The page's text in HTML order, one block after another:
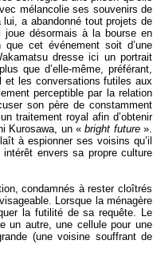
mélancolie ses souvenirs de
a abandonné tout projets de
joue désormais à la bourse en
cet événement soit d’une
dresse ici un portrait
que d’elle-même, préférant,
et les conversations futiles aux
perceptible par la relation
son père de constamment
traitement royal afin d’obtenir
Kurosawa, un «bright future».
à espionner ses voisins qu’il
envers sa propre culture
condamnés à rester cloîtrés
Lorsque la ménagère
la futilité de sa requête. Le
un autre, une cellule pour une
(une voisine souffrant de